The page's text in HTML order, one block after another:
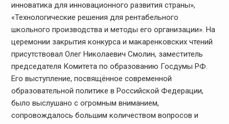
инноватика для инновационного развития страны»,
«Технологические решения для рентабельного
школьного производства и методы его организации». На
церемонии закрытия конкурса и макаренковских чтений
присутствовал Олег Николаевич Смолин, заместитель
председателя Комитета по образованию Госдумы РФ.
Его выступление, посвящённое современной
образовательной политике в Российской Федерации,
было выслушано с огромным вниманием,
сопровождалось большим количеством вопросов и